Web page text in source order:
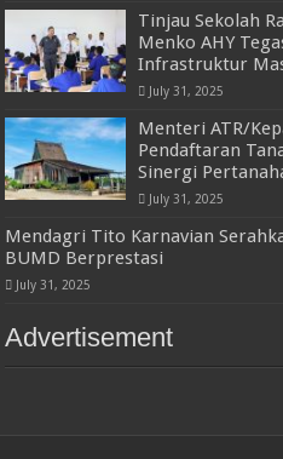
Tinjau Sekolah
Menko AHY
Infrastruktur
July 31, 2025
Menteri ATR/
Pendaftaran
Sinergi
July 31, 2025
Mendagri Tito Karnavian
BUMD Berprestasi
July 31, 2025
Advertisement